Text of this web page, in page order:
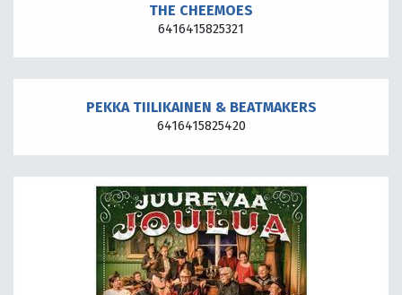
THE CHEEMOES
6416415825321
PEKKA TIILIKAINEN & BEATMAKERS
6416415825420